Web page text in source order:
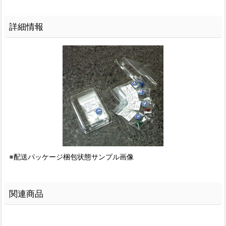
詳細情報
※配送パッケージ梱包状態サンプル画像
関連商品